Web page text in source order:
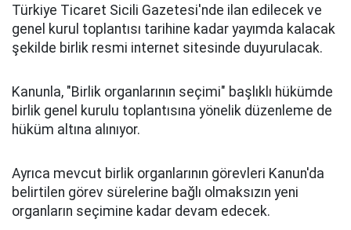
Türkiye Ticaret Sicili Gazetesi'nde ilan edilecek ve
genel kurul toplantısı tarihine kadar yayımda kalacak
şekilde birlik resmi internet sitesinde duyurulacak.
Kanunla, "Birlik organlarının seçimi" başlıklı hükümde
birlik genel kurulu toplantısına yönelik düzenleme de
hüküm altına alınıyor.
Ayrıca mevcut birlik organlarının görevleri Kanun'da
belirtilen görev sürelerine bağlı olmaksızın yeni
organların seçimine kadar devam edecek.